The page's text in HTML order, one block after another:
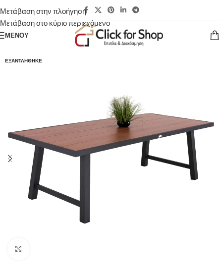
Μετάβαση στην πλοήγηση
Μετάβαση στο κύριο περιεχόμενο
ΜΕΝΟΎ
ΕΞΑΝΤΛΉΘΗΚΕ